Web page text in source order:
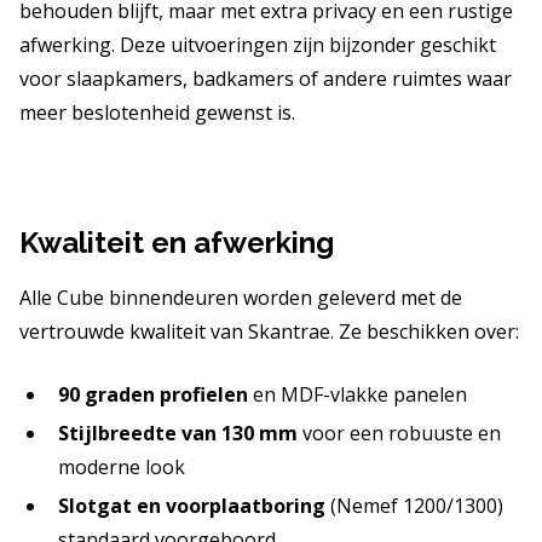
behouden blijft, maar met extra privacy en een rustige
afwerking. Deze uitvoeringen zijn bijzonder geschikt
voor slaapkamers, badkamers of andere ruimtes waar
meer beslotenheid gewenst is.
Kwaliteit en afwerking
Alle Cube binnendeuren worden geleverd met de
vertrouwde kwaliteit van Skantrae. Ze beschikken over:
90 graden profielen en MDF-vlakke panelen
Stijlbreedte van 130 mm voor een robuuste en
moderne look
Slotgat en voorplaatboring (Nemef 1200/1300)